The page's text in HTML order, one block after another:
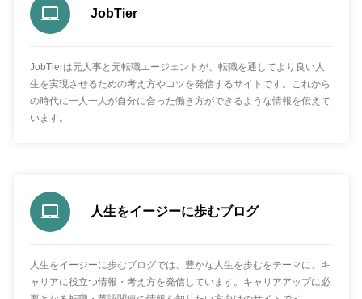
JobTier
JobTierは元人事と元転職エージェントが、転職を通してより良い人
生を実現させるための考え方やコツを発信するサイトです。これから
の時代に一人一人が自分に合った働き方ができるような情報を伝えて
います。
人生をイージーに歩むブログ
人生をイージーに歩むブログでは、豊かな人生を歩むをテーマに、キ
ャリアに役立つ情報・考え方を発信しています。キャリアアップに必